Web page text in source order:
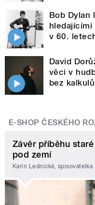
Bob Dylan
v 60.
David
věci v
bez kalkulů
E-SHOP ČESKÉHO
Závěr příběhu
pod zemí
Karin Lednická, spisovatelka